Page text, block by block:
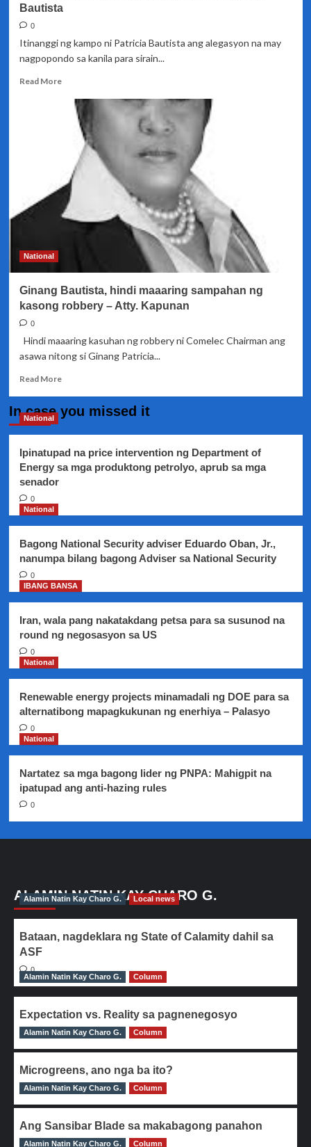
Bautista
0
Itinanggi ng kampo ni Patricia Bautista ang alegasyon na may
nagpopondo sa kanila para sirain...
Read MoreRead
about
Kampo
Patricia
Bautista,
itinangging
may
nagpopondo
sa
kanya
Bautista
National
Ginang Bautista, hindi maaaring sampahan ng
kasong robbery – Atty. Kapunan
0
Hindi maaaring kasuhan ng robbery ni Comelec Chairman ang
asawa nitong si Ginang Patricia...
Read MoreRead
Ginang
maaaring
sampahan
Kapunan
In case you missed it
National
Ipinatupad na price intervention ng Department of
Energy sa mga produktong petrolyo, aprub sa mga
senador
0
National
Bagong National Security adviser Eduardo Oban, Jr.,
nanumpa bilang bagong Adviser sa National Security
0
IBANG BANSA
Iran, wala pang nakatakdang petsa para sa susunod na
round ng negosasyon sa US
0
National
Renewable energy projects minamadali ng DOE para sa
alternatibong mapagkukunan ng enerhiya – Palasyo
0
National
Nartatez sa mga bagong lider ng PNPA: Mahigpit na
ipatupad ang anti-hazing rules
0
ALAMIN NATIN KAY CHARO G.
Alamin Natin Kay Charo G. Local news
Bataan, nagdeklara ng State of Calamity dahil sa
ASF
0
Alamin Natin Kay Charo G.
Column
Expectation vs. Reality sa pagnenegosyo
0
Alamin Natin Kay Charo G. Column
Microgreens, ano nga ba ito?
0
Alamin Natin Kay Charo G. Column
Ang Sansibar Blade sa makabagong panahon
0
Alamin Natin Kay Charo G. Column